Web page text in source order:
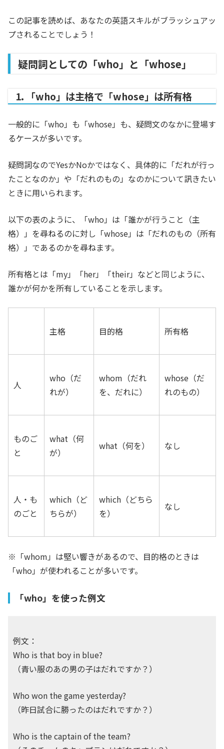
この記事を読めば、あなたの英語スキルがブラッシュアッ
プされることでしょう！
疑問詞としての「who」と「whose」
1. 「who」は主格で「whose」は所有格
一般的に「who」も「whose」も、疑問文のなかに登場す
るケースが多いです。
疑問詞なのでYesかNoかではなく、具体的に「だれが行っ
たことなのか」や「だれのもの」なのかについて訊きたい
ときに用いられます。
以下の表のように、「who」は「誰かが行うこと（主
格）」を尋ねるのに対し「whose」は「だれのもの（所有
格）」であるのかを尋ねます。
所有格とは「my」「her」「their」などと同じように、
誰かが何かを所有していることを示します。
主格 目的格 所有格
人
who（だ
れが）
whom（だれ
を、だれに）
whose（だ
れのもの）
ものご
と
what（何
が）
what（何を） なし
人・も
のごと
which（ど
ちらが）
which（どちら
を）
なし
※「whom」は堅い響きがあるので、目的格のときは
「who」が使われることが多いです。
「who」を使った例文
例文：
Who is that boy in blue?
（青い服のあの男の子はだれですか？）
Who won the game yesterday?
（昨日試合に勝ったのはだれですか？）
Who is the captain of the team?